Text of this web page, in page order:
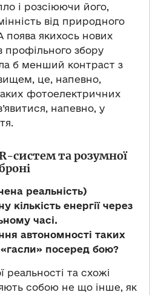
і розсіюючи його,
від природного
поява якихось нових
профільного збору
б менший контраст з
це, напевно,
фотоелектричних
напевно, у
систем та розумної
реальність)
енергії через
часі.
автономності таких
посеред бою?
та схожі
собою не що інше, як